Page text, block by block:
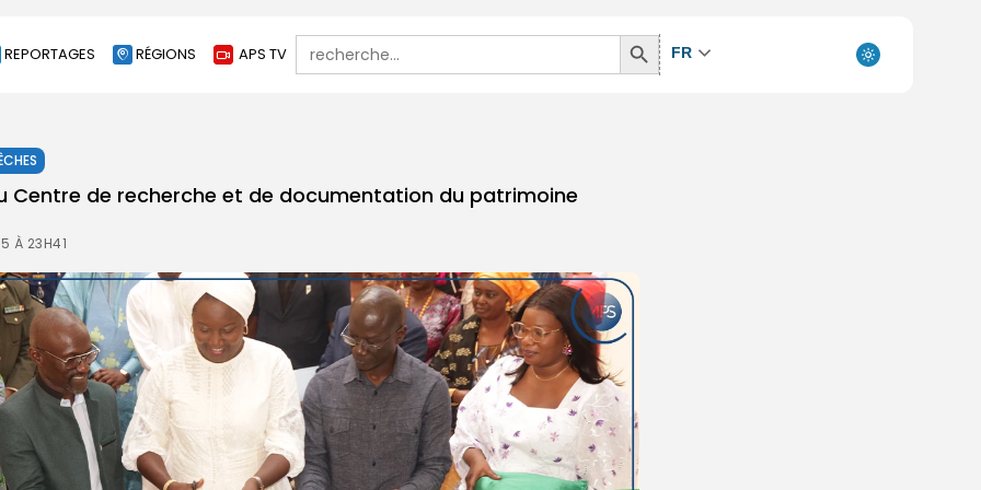
REPORTAGES RÉGIONS APS TV
Search
for:
Search
Button
FR
Centre de recherche et de documentation du patrimoine
À 23H41